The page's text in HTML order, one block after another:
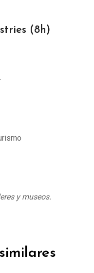
(8h)
y museos.